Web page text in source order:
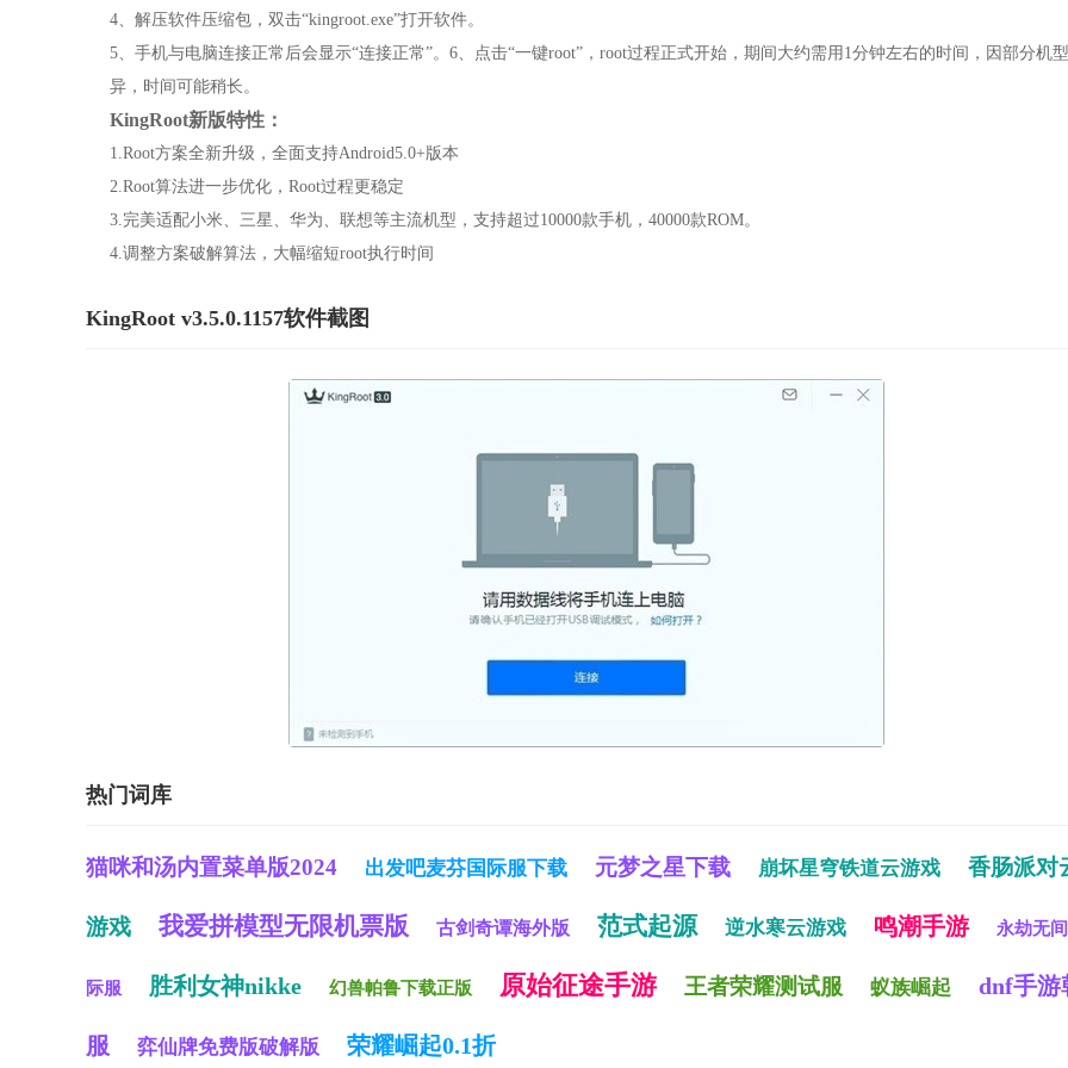
4、解压软件压缩包，双击“kingroot.exe”打开软件。
5、手机与电脑连接正常后会显示“连接正常”。6、点击“一键root”，root过程正式开始，期间大约需用1分钟左右的时间，因部分机
异，时间可能稍长。
KingRoot新版特性：
1.Root方案全新升级，全面支持Android5.0+版本
2.Root算法进一步优化，Root过程更稳定
3.完美适配小米、三星、华为、联想等主流机型，支持超过10000款手机，40000款ROM。
4.调整方案破解算法，大幅缩短root执行时间
KingRoot v3.5.0.1157软件截图
热门词库
猫咪和汤内置菜单版2024 出发吧麦芬国际服下载 元梦之星下载 崩坏星穹铁道云游戏 香肠派对
游戏 我爱拼模型无限机票版 古剑奇谭海外版 范式起源 逆水寒云游戏 鸣潮手游 永劫无
际服 胜利女神nikke 幻兽帕鲁下载正版 原始征途手游 王者荣耀测试服 蚁族崛起 dnf手游
服 弈仙牌免费版破解版 荣耀崛起0.1折